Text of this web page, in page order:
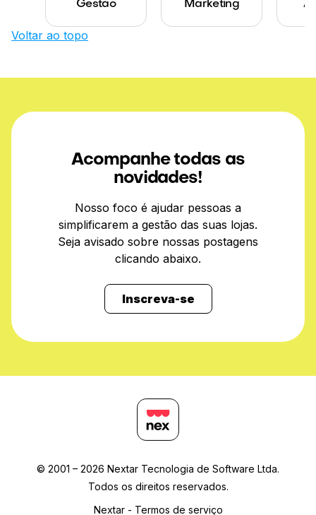
Gestão Marketing
Voltar ao topo
Acompanhe todas as
novidades!
Nosso foco é ajudar pessoas a
simplificarem a gestão das suas lojas.
Seja avisado sobre nossas postagens
clicando abaixo.
Inscreva-se
© 2001 – 2026 Nextar Tecnologia de Software Ltda.
Todos os direitos reservados.
Nextar - Termos de serviço